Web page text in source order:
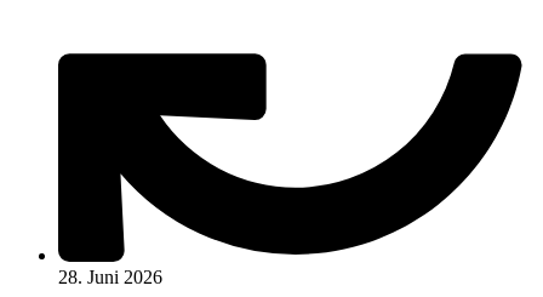
28. Juni 2026